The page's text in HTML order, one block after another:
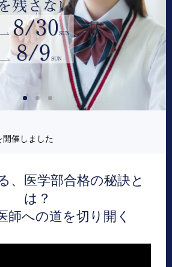
催しました
、医学部合格の秘訣と
は？
師への道を切り開く